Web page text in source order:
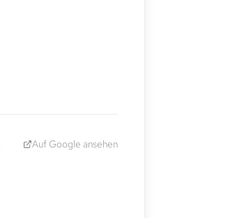
Auf Google ansehen